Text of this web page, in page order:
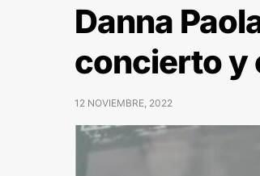
Danna
concierto y
12 NOVIEMBRE, 2022